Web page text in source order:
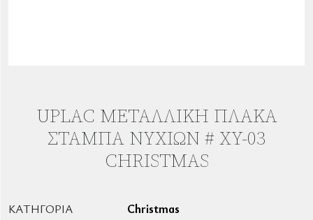
UPLAC ΜΕΤΑΛΛΙΚΉ ΠΛΆΚΑ
ΣΤΆΜΠΑ ΝΥΧΙΏΝ # XY-03
CHRISTMAS
ΚΑΤΗΓΟΡΊΑ
Christmas